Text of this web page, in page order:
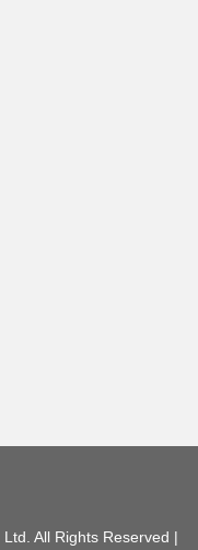
All Rights Reserved |